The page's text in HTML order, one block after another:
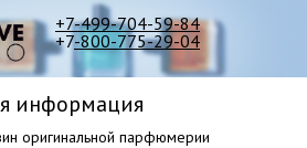
+7-499-704-59-84
+7-800-775-29-04
информация
оригинальной парфюмерии